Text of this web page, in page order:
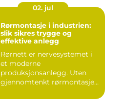
02. jul
Rørmontasje i industrien:
slik sikres trygge og
effektive anlegg
Rørnett er nervesystemet i
et moderne
produksjonsanlegg. Uten
gjennomtenkt rørmontasje